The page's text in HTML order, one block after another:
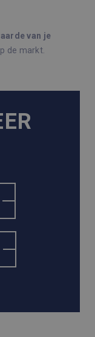
van je
de markt.